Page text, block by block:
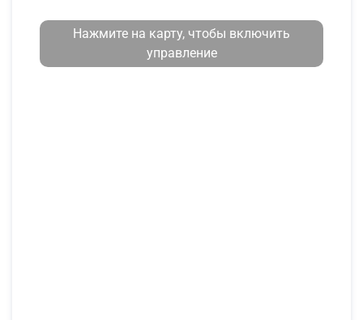
Нажмите на карту, чтобы включить
управление